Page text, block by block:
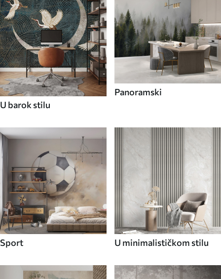
U barok stilu
Panoramski
Sport U minimalističkom stilu